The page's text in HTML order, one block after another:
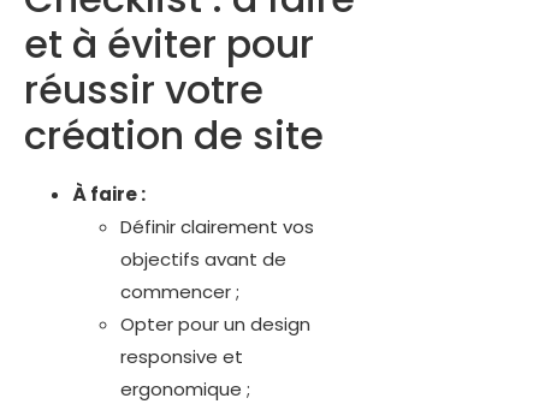
et à éviter pour
réussir votre
création de site
À faire :
Définir clairement vos
objectifs avant de
commencer ;
Opter pour un design
responsive et
ergonomique ;